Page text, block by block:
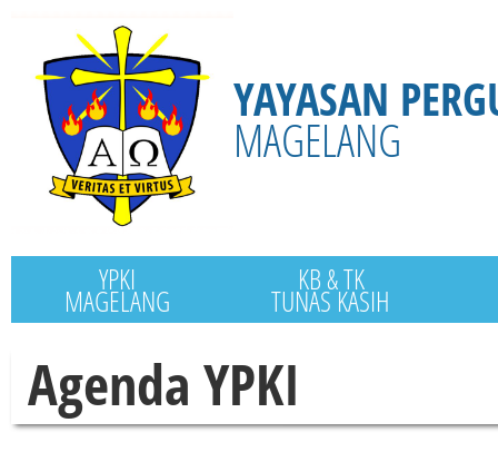
YAYASAN
MAGELANG
YPKI
MAGELANG
KB & TK
TUNAS KASIH
Agenda YPKI